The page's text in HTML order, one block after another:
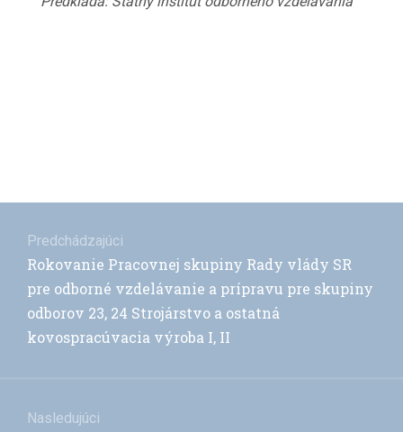
článku
Predchádzajúci
Previous
post:
Rokovanie Pracovnej skupiny Rady vlády SR
pre odborné vzdelávanie a prípravu pre skupiny
odborov 23, 24 Strojárstvo a ostatná
kovospracúvacia výroba I, II
Nasledujúci